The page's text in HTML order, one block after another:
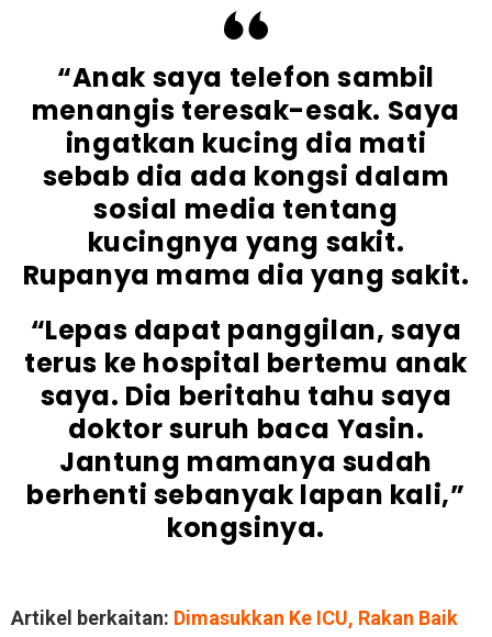
“Anak saya telefon sambil
menangis teresak-esak. Saya
ingatkan kucing dia mati
sebab dia ada kongsi dalam
sosial media tentang
kucingnya yang sakit.
Rupanya mama dia yang sakit.
“Lepas dapat panggilan, saya
terus ke hospital bertemu anak
saya. Dia beritahu tahu saya
doktor suruh baca Yasin.
Jantung mamanya sudah
berhenti sebanyak lapan kali,”
kongsinya.
Artikel berkaitan: Dimasukkan Ke ICU, Rakan Baik